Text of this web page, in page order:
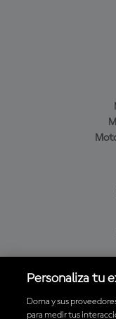
Personaliza tu
Dorna y sus
para medir tus